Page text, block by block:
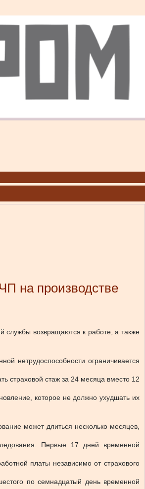
на производстве
службы возвращаются к работе, а также
нетрудоспособности ограничивается
страховой стаж за 24 месяца вместо 12
которое не должно ухудшать их
может длиться несколько месяцев,
Первые 17 дней временной
платы независимо от страхового
по семнадцатый день временной